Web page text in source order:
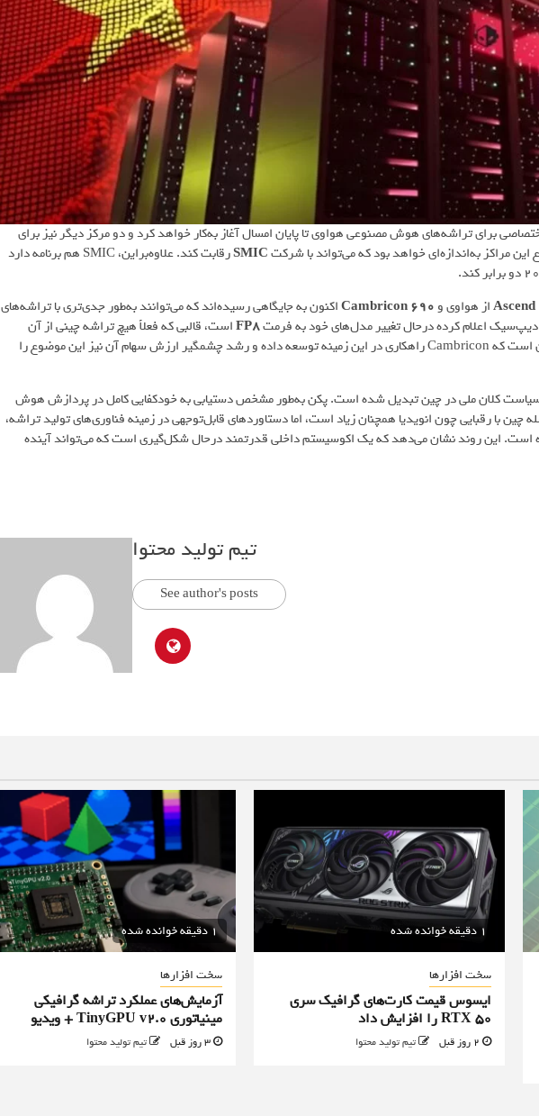
برای تراشه‌های هوش مصنوعی هواوی تا پایان امسال آغاز به‌کار خواهد کرد و دو مرکز دیگر نیز برای
مراکز به‌اندازه‌ای خواهد بود که می‌تواند با شرکتSMIC
رقابت کند. علاوه‌براین، SMIC هم برنامه دارد
از هواوی وCambricon 690اکنون به جایگاهی رسیده‌اند که می‌توانند به‌طور جدی‌تری با تراشه‌های
اعلام کرده درحال تغییر مدل‌های خود به فرمتFP8است، قالبی که فعلاً هیچ تراشه چینی از آن
پشتیبانی نمی‌کند. بااین‌حال، شواهد حاکی از آن است که Cambricon راهکاری در این زمینه توسعه داده و رشد چشمگیر ارزش سهام آن نیز این موضوع را
سیاست کلان ملی در چین تبدیل شده است. پکن به‌طور مشخص دستیابی به خودکفایی کامل در پردازش هوش
با رقبایی چون انویدیا همچنان زیاد است، اما دستاوردهای قابل‌توجهی در زمینه فناوری‌های تولید تراشه،
این روند نشان می‌دهد که یک اکوسیستم داخلی قدرتمند درحال شکل‌گیری است که می‌تواند آینده
تیم تولید محتوا
See author's posts
1 دقیقه خوانده شده
سخت افزارها
ایسوس قیمت کارت‌های گرافیک سری
RTX 50 را افزایش داد
2 روز قبل تیم تولید محتوا
1 دقیقه خوانده شده
سخت افزارها
آزمایش‌های عملکرد تراشه گرافیکی
مینیاتوری TinyGPU v2.0 + ویدیو
3 روز قبل تیم تولید محتوا